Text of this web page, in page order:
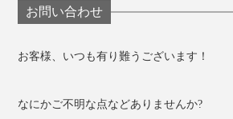
お問い合わせ
お客様、いつも有り難うございます！
なにかご不明な点などありませんか?